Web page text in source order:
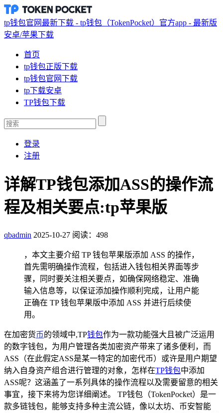
tp钱包官网最新下载 - tp钱包（TokenPocket）官方app - 最新版
安卓/苹果下载
首页
tp钱包正版下载
tp钱包官网下载
tp下载安卓
TP钱包下载
登录
注册
详解TP钱包添加ASS的操作流
程及相关要点:tp苹果版
qbadmin 2025-10-27 阅读：498
，本文主要介绍 TP 钱包苹果版添加 ASS 的操作，
首先需明确操作流程，包括进入钱包相关界面等步
骤，同时要关注相关要点，如确保网络稳定、准确
输入信息等，以保证添加操作顺利完成，让用户能
正确在 TP 钱包苹果版中添加 ASS 并进行后续使
用。
在加密货币的领域中,TP钱包作为一款功能强大且被广泛运用
的数字钱包，为用户管理各类加密资产带来了诸多便利，而
ASS（在此假定ASS是某一特定的加密代币）或许是用户期望
纳入自身资产组合进行管理的对象，怎样在TP钱包中添加
ASS呢？这涵盖了一系列具体的操作流程以及需要留意的相关
事宜，接下来将为您详细阐述。 TP钱包（TokenPocket）是一
款多链钱包，能够支持多种主流公链，像以太坊、币安智能